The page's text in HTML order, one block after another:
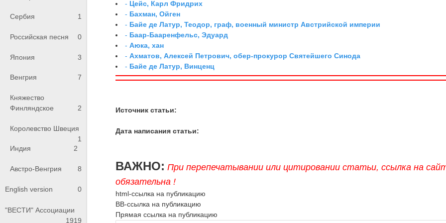
Сербия 1
Российская песня 0
Япония 3
Венгрия 7
Княжество
Финляндское
2
Королевство Швеция
1
Индия
2
Австро-Венгрия 8
English version 0
"ВЕСТИ" Ассоциации
1919
- Цейс, Карл Фридрих
- Бахман, Ойген
- Байе де Латур, Теодор, граф, военный министр Австрийской империи
- Баар-Бааренфельс, Эдуард
-Аюка, хан
-Ахматов, Алексей Петрович, обер-прокурор Святейшего Синода
- Байе де Латур, Винценц
Источник статьи:
Дата написания статьи:
ВАЖНО: При перепечатывании или цитировании статьи, ссылка на
обязательна !
html-ссылка на публикацию
BB-ссылка на публикацию
Прямая ссылка на публикацию